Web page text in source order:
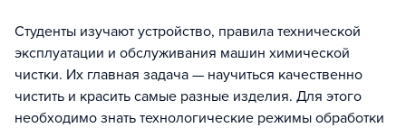
Студенты изучают устройство, правила технической
эксплуатации и обслуживания машин химической
чистки. Их главная задача — научиться качественно
чистить и красить самые разные изделия. Для этого
необходимо знать технологические режимы обработки